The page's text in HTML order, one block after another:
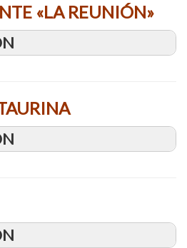
«LA REUNIÓN»